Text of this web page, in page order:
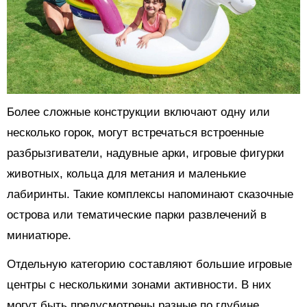
Более сложные конструкции включают одну или
несколько горок, могут встречаться встроенные
разбрызгиватели, надувные арки, игровые фигурки
животных, кольца для метания и маленькие
лабиринты. Такие комплексы напоминают сказочные
острова или тематические парки развлечений в
миниатюре.
Отдельную категорию составляют большие игровые
центры с несколькими зонами активности. В них